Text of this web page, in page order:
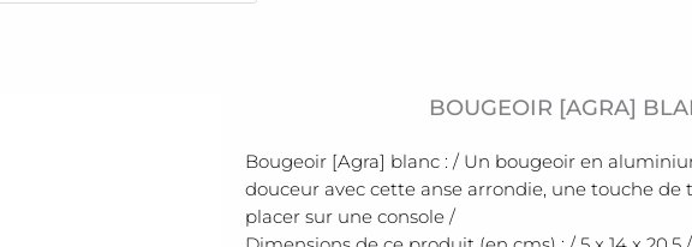
BOUGEOIR [AGRA]
Bougeoir [Agra] blanc : / Un bougeoir en
douceur avec cette anse arrondie, une touche de
placer sur une console /